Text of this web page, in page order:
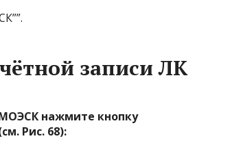
записи ЛК
нажмите кнопку
Рис. 68):